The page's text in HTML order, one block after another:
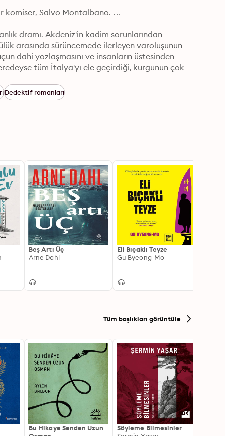
komiser, Salvo Montalbano.
dramı. Akdeniz'in kadim sorunlarından
arasında sürüncemede ilerleyen varoluşunun
dahi yozlaşmasını ve insanların üstesinden
tüm İtalya'yı ele geçirdiği, kurgunun çok
macerası...
Dedektif romanları
Beş Artı Üç
Arne Dahl
Eli Bıçaklı Teyze
Gu Byeong-Mo
Tüm başlıkları görüntüle
Bu Hikaye Senden Uzun
Söyleme Bilmesinler